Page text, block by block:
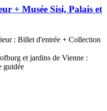
+ Musée Sisi, Palais et
: Billet d'entrée + Collection
et jardins de Vienne :
guidée